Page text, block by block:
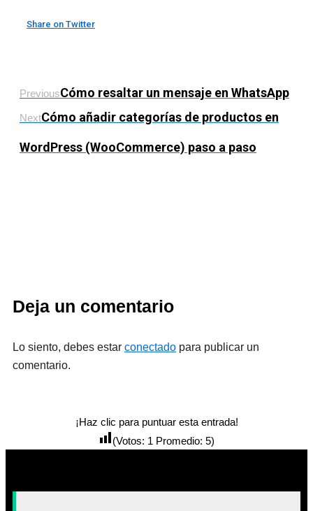
Share on Twitter
PreviousCómo resaltar un mensaje en WhatsApp
NextCómo añadir categorías de productos en
WordPress (WooCommerce) paso a paso
Deja un comentario
Lo siento, debes estar conectado para publicar un
comentario.
¡Haz clic para puntuar esta entrada!
(Votos: 1 Promedio: 5)